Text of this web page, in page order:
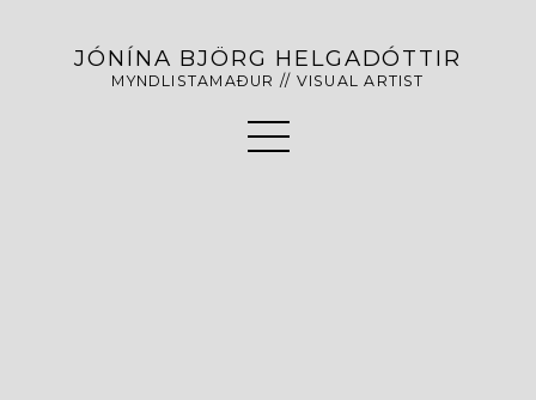
JÓNÍNA BJÖRG HELGADÓTTIR
MYNDLISTAMAÐUR // VISUAL ARTIST